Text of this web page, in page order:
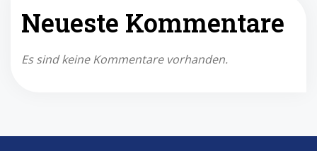
Neueste Kommentare
Es sind keine Kommentare vorhanden.